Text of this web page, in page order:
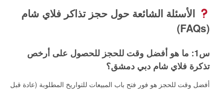
الأسئلة الشائعة حول حجز تذاكر فلاي شام
(FAQs)
س1: ما هو أفضل وقت للحجز للحصول على أرخص
تذكرة فلاي شام دبي دمشق؟
أفضل وقت للحجز هو فور فتح باب المبيعات للتواريخ المطلوبة (عادة قبل